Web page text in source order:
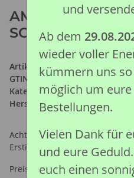
SCHWARZBÄR
Artikelnummer:
GTIN:
4892900886985
Kategorie:Wald & Wild
Hersteller: Collecta Global
Achtung: Nicht geeignet für
Erstickungsgefahr durch
Preise nach Anmeldung
und
Ab dem
wieder voller
kümmern uns
möglich um
Bestellungen.
Vielen Dank für
und eure
euch einen